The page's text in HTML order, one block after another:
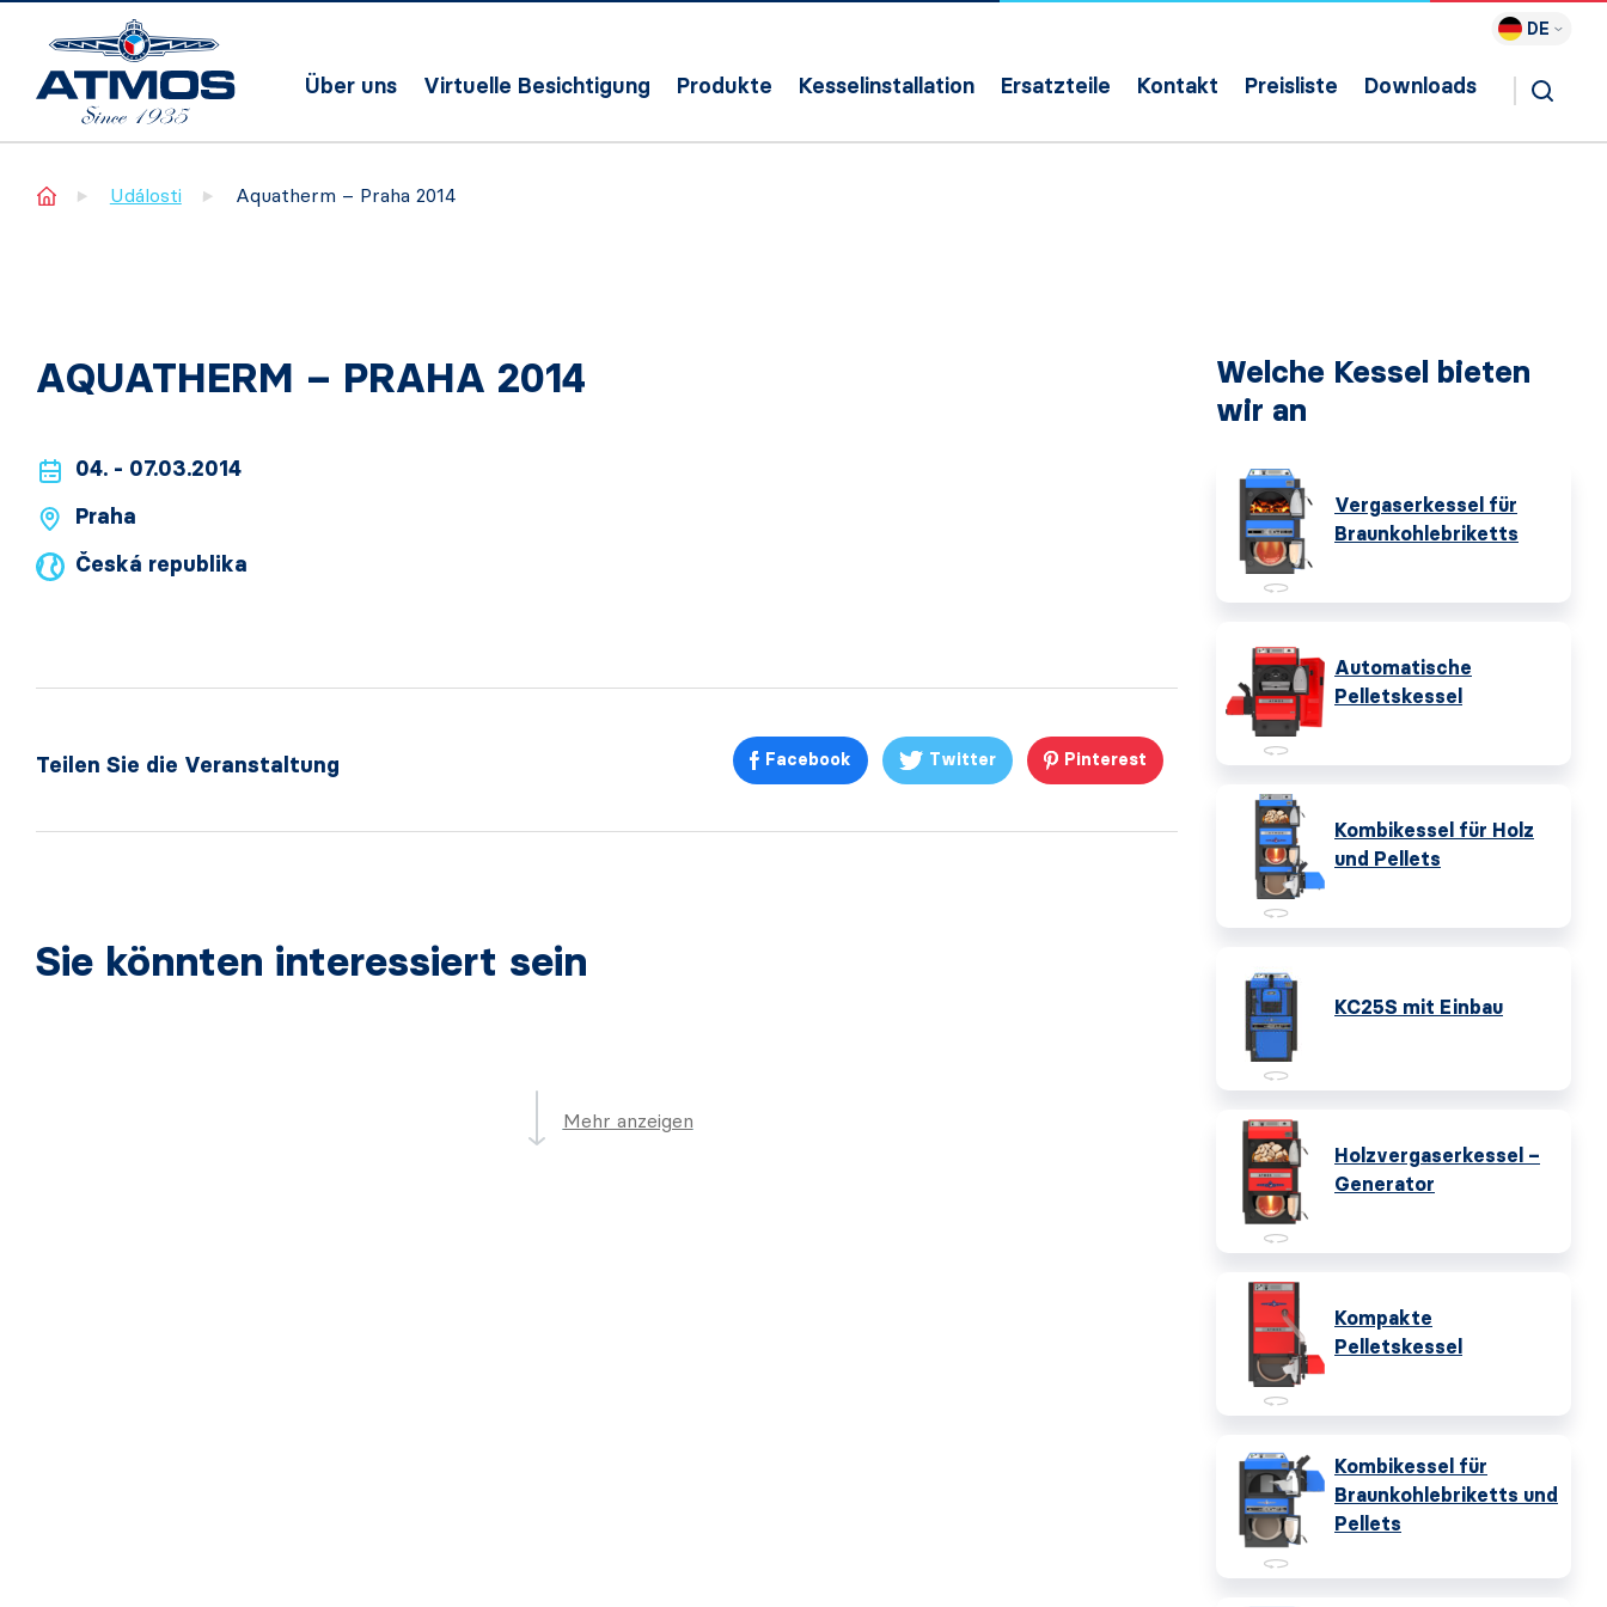
DE
Über uns Virtuelle Besichtigung Produkte Kesselinstallation Ersatzteile Kontakt Preisliste Downloads
Home Události Aquatherm – Praha 2014
AQUATHERM – PRAHA 2014
04. - 07.03.2014
Praha
Česká republika
Teilen Sie die Veranstaltung Facebook Twitter Pinterest
Sie könnten interessiert sein
Mehr anzeigen
Welche Kessel bieten
wir an
Vergaserkessel für
Braunkohlebriketts
Automatische
Pelletskessel
Kombikessel für Holz
und Pellets
KC25S mit Einbau
Holzvergaserkessel –
Generator
Kompakte
Pelletskessel
Kombikessel für
Braunkohlebriketts und
Pellets